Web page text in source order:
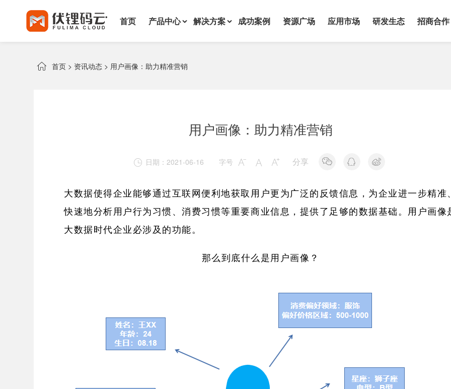
首页 产品中心 解决方案 成功案例 资源广场 应用市场 研发生态 招商合作
 首页 > 资讯动态 > 用户画像：助力精准营销
用户画像：助力精准营销
 日期：2021-06-16 字号    分享
大数据使得企业能够通过互联网便利地获取用户更为广泛的反馈信息，为企业进一步精准、
快速地分析用户行为习惯、消费习惯等重要商业信息，提供了足够的数据基础。用户画像
大数据时代企业必涉及的功能。
那么到底什么是用户画像？